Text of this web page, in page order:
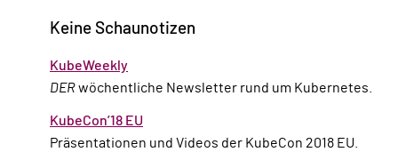
Keine Schaunotizen
KubeWeekly
DERwöchentliche Newsletter rund um Kubernetes.
KubeCon’18 EU
Präsentationen und Videos der KubeCon 2018 EU.